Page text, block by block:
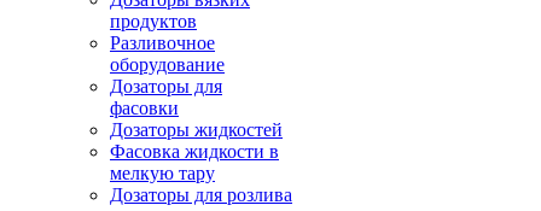
продуктов
Разливочное
оборудование
Дозаторы для
фасовки
Дозаторы жидкостей
Фасовка жидкости в
мелкую тару
Дозаторы для розлива